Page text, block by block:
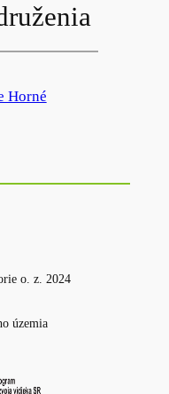
Horné
o. z. 2024
územia